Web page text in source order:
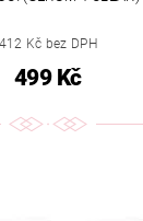
412 Kč bez DPH
499 Kč